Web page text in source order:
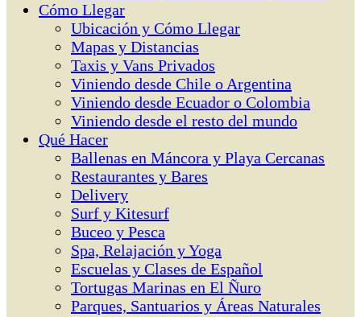
Cómo Llegar
Ubicación y Cómo Llegar
Mapas y Distancias
Taxis y Vans Privados
Viniendo desde Chile o Argentina
Viniendo desde Ecuador o Colombia
Viniendo desde el resto del mundo
Qué Hacer
Ballenas en Máncora y Playa Cercanas
Restaurantes y Bares
Delivery
Surf y Kitesurf
Buceo y Pesca
Spa, Relajación y Yoga
Escuelas y Clases de Español
Tortugas Marinas en El Ñuro
Parques, Santuarios y Áreas Naturales